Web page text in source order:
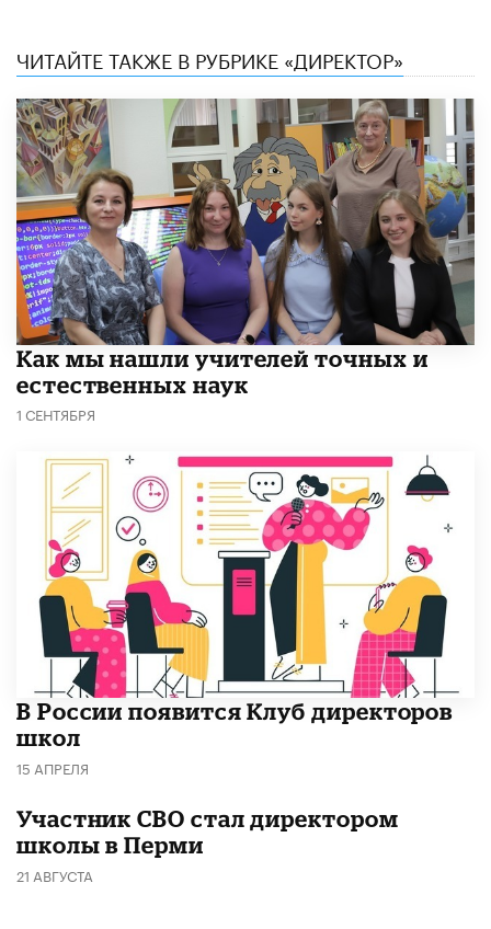
ЧИТАЙТЕ ТАКЖЕ В РУБРИКЕ «ДИРЕКТОР»
Как мы нашли учителей точных и
естественных наук
1 СЕНТЯБРЯ
В России появится Клуб директоров
школ
15 АПРЕЛЯ
Участник СВО стал директором
школы в Перми
21 АВГУСТА